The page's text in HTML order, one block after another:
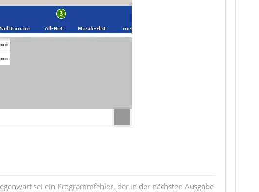
sei ein Programmfehler, der in der nächsten Ausgabe